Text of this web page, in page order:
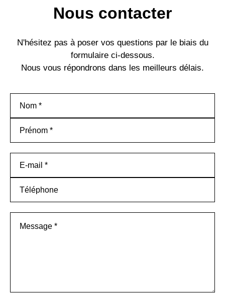
Nous contacter
N'hésitez pas à poser vos questions par le biais du
formulaire ci-dessous.
Nous vous répondrons dans les meilleurs délais.